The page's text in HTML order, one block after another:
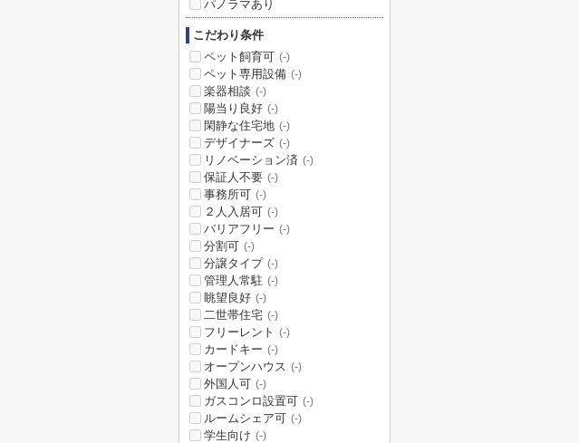
パノラマあり
こだわり条件
ペット飼育可 (-)
ペット専用設備 (-)
楽器相談 (-)
陽当り良好 (-)
閑静な住宅地 (-)
デザイナーズ (-)
リノベーション済 (-)
保証人不要 (-)
事務所可 (-)
２人入居可 (-)
バリアフリー (-)
分割可 (-)
分譲タイプ (-)
管理人常駐 (-)
眺望良好 (-)
二世帯住宅 (-)
フリーレント (-)
カードキー (-)
オープンハウス (-)
外国人可 (-)
ガスコンロ設置可 (-)
ルームシェア可 (-)
学生向け (-)